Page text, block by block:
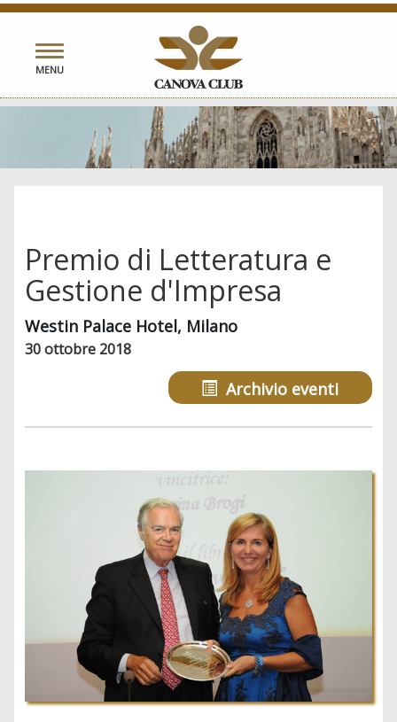
Toggle
navigation
MENU
Premio di Letteratura e
Gestione d'Impresa
Westin Palace Hotel, Milano
30 ottobre 2018
Archivio eventi